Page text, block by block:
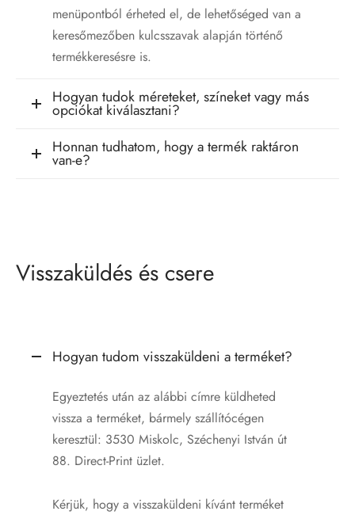
menüpontból érheted el, de lehetőséged van a
keresőmezőben kulcsszavak alapján történő
termékkeresésre is.
Hogyan tudok méreteket, színeket vagy más
opciókat kiválasztani?
Honnan tudhatom, hogy a termék raktáron
van-e?
Visszaküldés és csere
Hogyan tudom visszaküldeni a terméket?
Egyeztetés után az alábbi címre küldheted
vissza a terméket, bármely szállítócégen
keresztül: 3530 Miskolc, Széchenyi István út
88. Direct-Print üzlet.
Kérjük, hogy a visszaküldeni kívánt terméket